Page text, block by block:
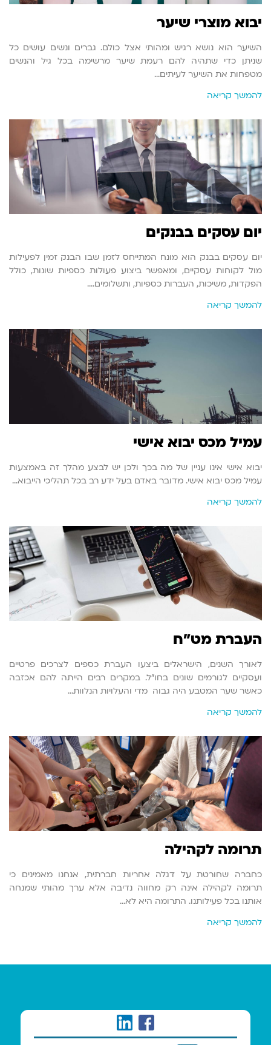
יבוא מוצרי שיער
השיער הוא נושא רגיש ומהותי אצל כולם. גברים ונשים עושים כל
שניתן כדי שתהיה להם רעמת שיער מרשימה בכל גיל והנשים
מטפחות את השיער לעיתים…
להמשך קריאה
יום עסקים בבנקים
יום עסקים בבנק הוא מונח המתייחס לזמן שבו הבנק זמין לפעילות
מול לקוחות עסקיים, ומאפשר ביצוע פעולות כספיות שונות, כולל
הפקדות, משיכות, העברות כספיות, ותשלומים.…
להמשך קריאה
עמיל מכס יבוא אישי
יבוא אישי אינו עניין של מה בכך ולכן יש לבצע מהלך זה באמצעות
עמיל מכס יבוא אישי. מדובר באדם בעל ידע רב בכל תהליכי הייבוא…
להמשך קריאה
העברת מט"ח
לאורך השנים, הישראלים ביצעו העברת כספים לצרכים פרטיים
ועסקיים לגורמים שונים בחו"ל. במקרים רבים הייתה להם אכזבה
כאשר שער המטבע היה גבוה מדי והעלויות הנלוות…
להמשך קריאה
תרומה לקהילה
כחברה שחורטת על דגלה אחריות חברתית, אנחנו מאמינים כי
תרומה לקהילה אינה רק מחווה נדיבה אלא ערך מהותי שמנחה
אותנו בכל פעילותנו. התרומה היא לא…
להמשך קריאה